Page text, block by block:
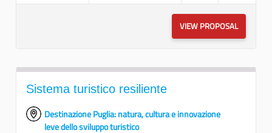
VIEW PROPOSAL
Sistema turistico resiliente
Destinazione Puglia: natura, cultura e innovazione
leve dello sviluppo turistico